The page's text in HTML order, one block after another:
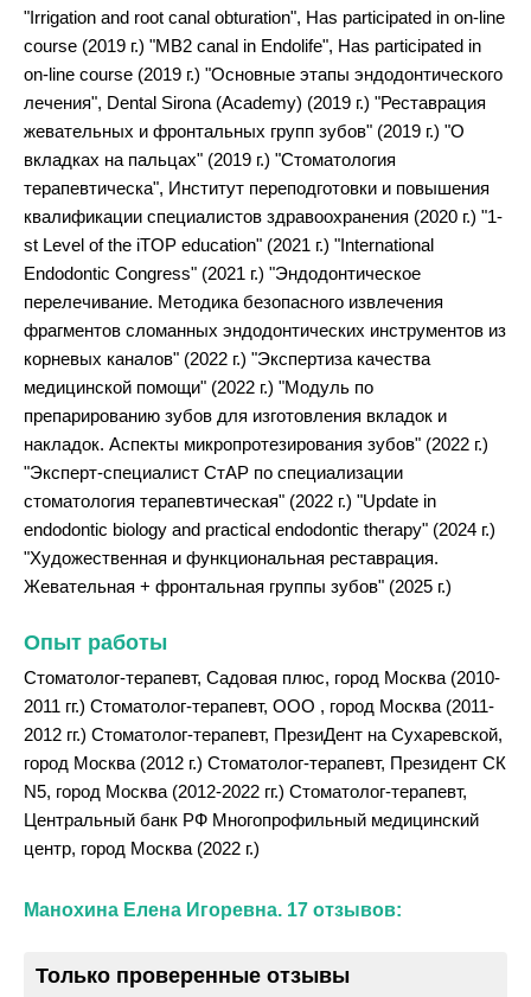
"Irrigation and root canal obturation", Has participated in on-line
course (2019 г.) "MB2 canal in Endolife", Has participated in
on-line course (2019 г.) "Основные этапы эндодонтического
лечения", Dental Sirona (Academy) (2019 г.) "Реставрация
жевательных и фронтальных групп зубов" (2019 г.) "О
вкладках на пальцах" (2019 г.) "Стоматология
терапевтическа", Институт переподготовки и повышения
квалификации специалистов здравоохранения (2020 г.) "1-
st Level of the iTOP education" (2021 г.) "International
Endodontic Congress" (2021 г.) "Эндодонтическое
перелечивание. Методика безопасного извлечения
фрагментов сломанных эндодонтических инструментов из
корневых каналов" (2022 г.) "Экспертиза качества
медицинской помощи" (2022 г.) "Модуль по
препарированию зубов для изготовления вкладок и
накладок. Аспекты микропротезирования зубов" (2022 г.)
"Эксперт-специалист СтАР по специализации
стоматология терапевтическая" (2022 г.) "Update in
endodontic biology and practical endodontic therapy" (2024 г.)
"Художественная и функциональная реставрация.
Жевательная + фронтальная группы зубов" (2025 г.)
Опыт работы
Стоматолог-терапевт, Садовая плюс, город Москва (2010-
2011 гг.) Стоматолог-терапевт, ООО , город Москва (2011-
2012 гг.) Стоматолог-терапевт, ПрезиДент на Сухаревской,
город Москва (2012 г.) Стоматолог-терапевт, Президент СК
N5, город Москва (2012-2022 гг.) Стоматолог-терапевт,
Центральный банк РФ Многопрофильный медицинский
центр, город Москва (2022 г.)
Манохина Елена Игоревна. 17 отзывов:
Только проверенные отзывы